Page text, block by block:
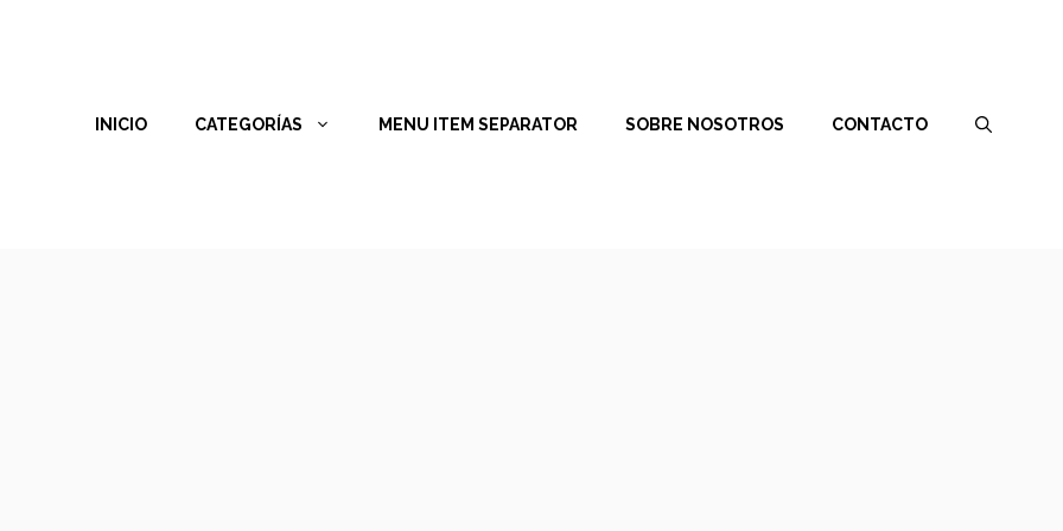
INICIO CATEGORÍAS MENU ITEM SEPARATOR SOBRE NOSOTROS CONTACTO